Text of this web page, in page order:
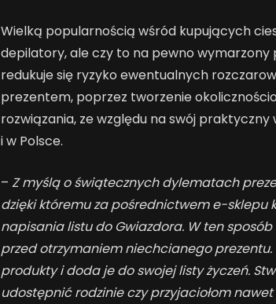
Wielką popularnością wśród kupujących
depilatory, ale czy to na pewno wymarzony
redukuje się ryzyko ewentualnych
prezentem, poprzez tworzenie
rozwiązania, ze względu na swój
i w Polsce.
– Z myślą o świątecznych dylematach
dzięki któremuza pośrednictwem e-sklepu
napisania listu do Gwiazdora. W ten
przed otrzymaniem niechcianego
produkty i doda je do swojej listy życzeń.
udostępnić rodzinie czy przyjaciołom